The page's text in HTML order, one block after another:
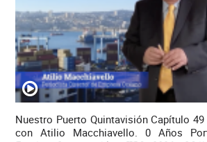
Nuestro Puerto Quintavisión Capítulo 49
con Atilio Macchiavello. 0 Años